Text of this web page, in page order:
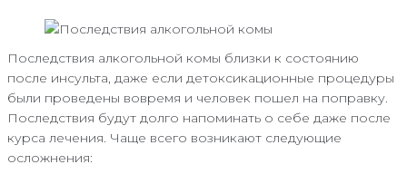
Последствия алкогольной комы близки к состоянию
после инсульта, даже если детоксикационные процедуры
были проведены вовремя и человек пошел на поправку.
Последствия будут долго напоминать о себе даже после
курса лечения. Чаще всего возникают следующие
осложнения: